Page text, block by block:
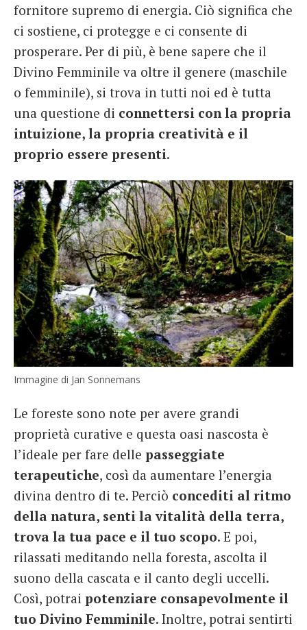
fornitore supremo di energia. Ciò significa che
ci sostiene, ci protegge e ci consente di
prosperare. Per di più, è bene sapere che il
Divino Femminile va oltre il genere (maschile
o femminile), si trova in tutti noi ed è tutta
una questione di connettersi con la propria
intuizione, la propria creatività e il
proprio essere presenti.
Immagine di Jan Sonnemans
Le foreste sono note per avere grandi
proprietà curative e questa oasi nascosta è
l’ideale per fare delle passeggiate
terapeutiche, così da aumentare l’energia
divina dentro di te. Perciò concediti al ritmo
della natura, senti la vitalità della terra,
trova la tua pace e il tuo scopo. E poi,
rilassati meditando nella foresta, ascolta il
suono della cascata e il canto degli uccelli.
Così, potrai potenziare consapevolmente il
tuo Divino Femminile. Inoltre, potrai sentirti